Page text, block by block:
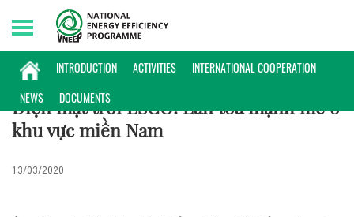
INTRODUCTION ACTIVITIES
INTERNATIONAL COOPERATION
NEWS
DOCUMENTS
Saturday, 08/08/2026 | 06:05 GMT+7
KINH NGHIỆM
Điện mặt trời ESCO: Lan tỏa mạnh mẽ ở
khu vực miền Nam
13/03/2020